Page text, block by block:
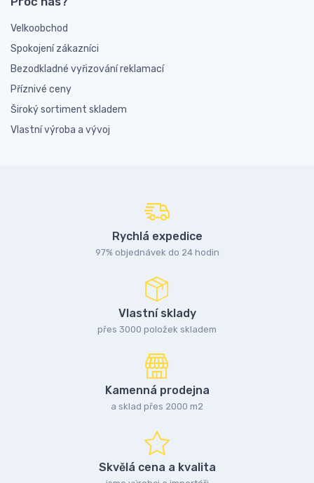
Velkoobchod
Spokojení zákazníci
Bezodkladné vyřizování reklamací
Příznivé ceny
Široký sortiment skladem
Vlastní výroba a vývoj
Rychlá expedice
97% objednávek do 24 hodin
Vlastní sklady
přes 3000 položek skladem
Kamenná prodejna
a sklad přes 2000 m2
Skvělá cena a kvalita